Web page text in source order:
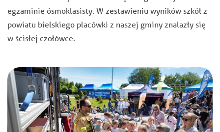
egzaminie ósmoklasisty. W zestawieniu wyników szkół z
powiatu bielskiego placówki z naszej gminy znalazły się
w ścisłej czołówce.